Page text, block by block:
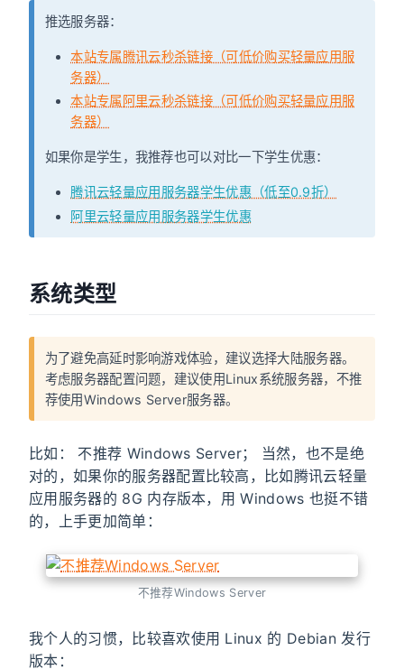
推选服务器：
本站专属腾讯云秒杀链接（可低价购买轻量应用服
务器）
本站专属阿里云秒杀链接（可低价购买轻量应用服
务器）
如果你是学生，我推荐也可以对比一下学生优惠：
腾讯云轻量应用服务器学生优惠（低至0.9折）
阿里云轻量应用服务器学生优惠
系统类型
为了避免高延时影响游戏体验，建议选择大陆服务器。
考虑服务器配置问题，建议使用Linux系统服务器，不推
荐使用Windows Server服务器。
比如： 不推荐 Windows Server； 当然，也不是绝
对的，如果你的服务器配置比较高，比如腾讯云轻量
应用服务器的 8G 内存版本，用 Windows 也挺不错
的，上手更加简单：
不推荐Windows Server
我个人的习惯，比较喜欢使用 Linux 的 Debian 发行
版本：